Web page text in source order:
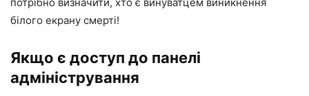
білого екрану смерті!
Якщо є доступ до панелі
адміністрування